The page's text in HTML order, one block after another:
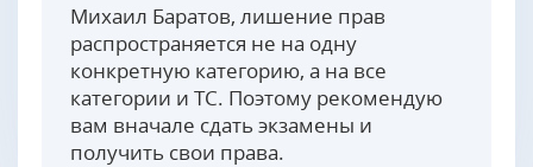
Михаил Баратов, лишение прав
распространяется не на одну
конкретную категорию, а на все
категории и ТС. Поэтому рекомендую
вам вначале сдать экзамены и
получить свои права.